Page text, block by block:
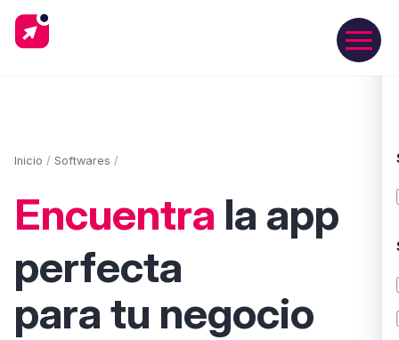
Inicio / Softwares /
Encuentra la app
perfecta
para tu negocio